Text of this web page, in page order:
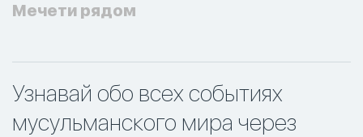
Мечети рядом
Узнавай обо всех событиях
мусульманского мира через